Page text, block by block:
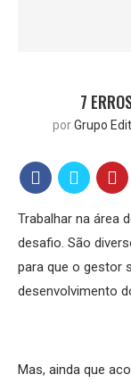
7
porGrupo
Trabalhar na área
desafio. São
para que o gestor
desenvolvimento
Mas, ainda que